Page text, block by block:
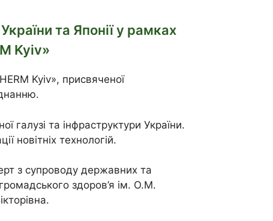
та Японії у рамках
Kyiv»
Kyiv», присвяченої
галузі та інфраструктури України.
новітніх технологій.
з супроводу державних та
громадського здоров’я ім. О.М.